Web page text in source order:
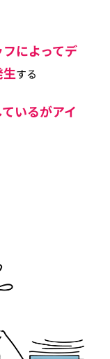
によってデ
する
いるがアイ